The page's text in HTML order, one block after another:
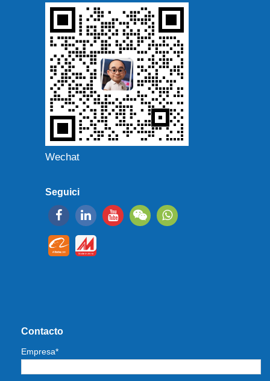
Wechat
Seguici
Contacto
Empresa*